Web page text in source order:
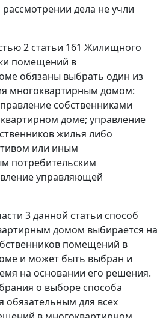
дела не учли
2 статьи 161 Жилищного
помещений в
обязаны выбрать один из
многоквартирным домом:
собственниками
доме; управление
жилья либо
или иным
потребительским
управляющей
3 данной статьи способ
домом выбирается на
помещений в
и может быть выбран и
на основании его решения.
о выборе способа
обязательным для всех